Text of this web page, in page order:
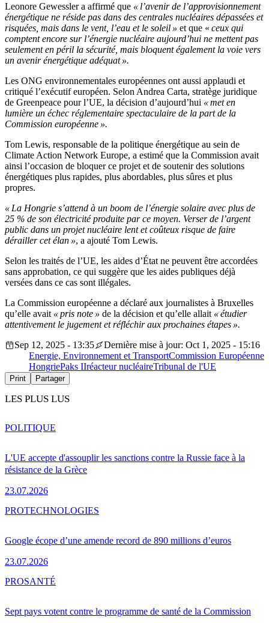
Leonore Gewessler a affirmé que « l’avenir de l’approvisionnement
énergétique ne réside pas dans des centrales nucléaires dépassées et
risquées, mais dans le vent, l’eau et le soleil » et que « ceux qui
comptent encore sur l’énergie nucléaire aujourd’hui ne mettent pas
seulement en péril la sécurité, mais bloquent également la voie vers
un avenir énergétique adéquat ».
Les ONG environnementales européennes ont aussi applaudi et
critiqué l’exécutif européen. Selon Andrea Carta, stratège juridique
de Greenpeace pour l’UE, la décision d’aujourd’hui « met en
lumière un échec réglementaire spectaculaire de la part de la
Commission européenne ».
Tom Lewis, responsable de la politique énergétique au sein de
Climate Action Network Europe, a estimé que la Commission avait
ainsi l’occasion de bloquer ce projet et de soutenir des solutions
énergétiques plus rapides, plus abordables, plus sûres et plus
propres.
« La Hongrie s’attend à un boom de l’énergie solaire avec plus de
25 % de son électricité produite par ce moyen. Verser de l’argent
public dans un projet nucléaire lent et coûteux risque de faire
dérailler cet élan », a ajouté Tom Lewis.
Selon les traités de l’UE, les aides d’État ne peuvent être accordées
sans approbation, ce qui suggère que les aides publiques déjà
versées dans ce cas sont illégales.
La Commission européenne a déclaré aux journalistes à Bruxelles
qu’elle avait « pris note » de la décision et qu’elle allait « étudier
attentivement le jugement et réfléchir aux prochaines étapes ».
Sep 12, 2025 - 13:35
Dernière mise à jour: Oct 1, 2025 - 15:16
Energie, Environnement et TransportCommission Européenne
HongriePaks IIréacteur nucléaireTribunal de l'UE
Print Partager
LES PLUS LUS
L'UE accepte d'assouplir les sanctions contre la Russie face à la
résistance de la Grèce
23.07.2026
POLITIQUE
Google écope d’une amende record de 890 millions d’euros
23.07.2026
PROTECHNOLOGIES
Sept pays votent contre le programme de santé de la Commission
PROSANTÉ